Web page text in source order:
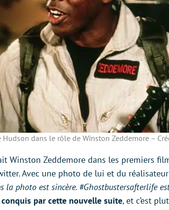
Hudson dans le rôle de Winston Zeddemore –
Winston Zeddemore dans les premiers
Avec une photo de lui et du
la photo est sincère. #Ghostbustersafterlife
conquis par cette nouvelle suite, et c’est